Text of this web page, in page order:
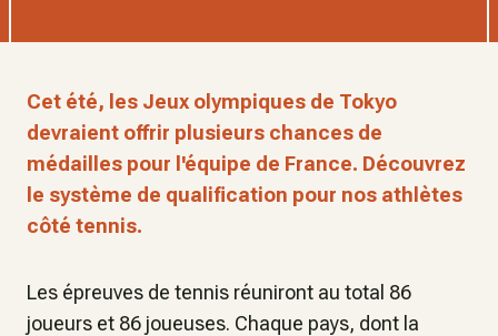
Cet été, les Jeux olympiques de Tokyo
devraient offrir plusieurs chances de
médailles pour l'équipe de France. Découvrez
le système de qualification pour nos athlètes
côté tennis.
Les épreuves de tennis réuniront au total 86
joueurs et 86 joueuses. Chaque pays, dont la